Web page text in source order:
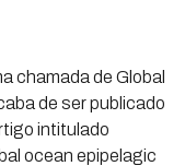
chamada de Global
de ser publicado
intitulado
ocean epipelagic